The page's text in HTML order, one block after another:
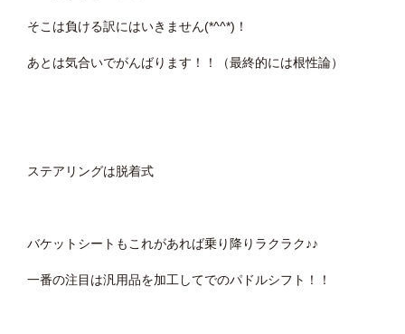
そこは負ける訳にはいきません(*^^*)！
あとは気合いでがんばります！！（最終的には根性論）
ステアリングは脱着式
バケットシートもこれがあれば乗り降りラクラク♪♪
一番の注目は汎用品を加工してでのパドルシフト！！